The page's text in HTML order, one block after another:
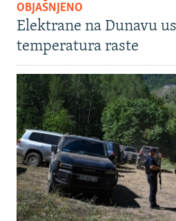
OBJAŠNJENO
Elektrane na Dunavu
temperatura raste